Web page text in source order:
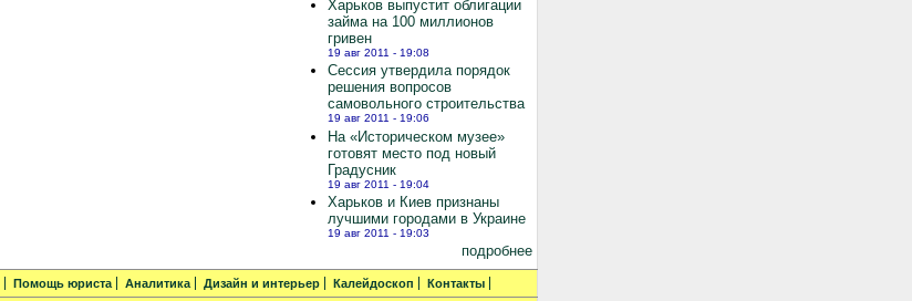
Харьков выпустит облигации
займа на 100 миллионов
гривен
19 авг 2011 - 19:08
Сессия утвердила порядок
решения вопросов
самовольного строительства
19 авг 2011 - 19:06
На «Историческом музее»
готовят место под новый
Градусник
19 авг 2011 - 19:04
Харьков и Киев признаны
лучшими городами в Украине
19 авг 2011 - 19:03
подробнее
Помощь юриста Аналитика Дизайн и интерьер Калейдоскоп Контакты